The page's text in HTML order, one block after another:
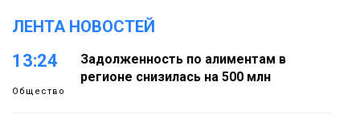
ЛЕНТА НОВОСТЕЙ
13:24
Общество
Задолженность по алиментам в
регионе снизилась на 500 млн